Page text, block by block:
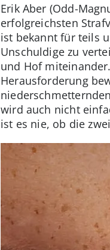
Erik Aber (Odd-
erfolgreichsten
ist bekannt für teils
Unschuldige zu
und Hof
Herausforderung
wird auch nicht
ist es nie, ob die